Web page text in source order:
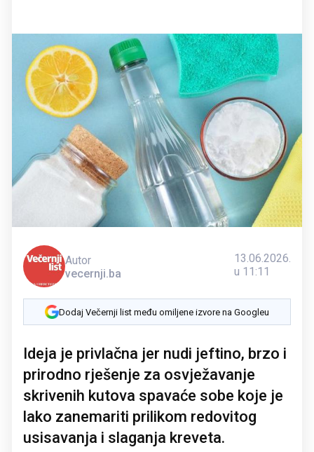
Autor
vecernji.ba
13.06.2026.
u 11:11
Dodaj Večernji list među omiljene izvore na Googleu
Ideja je privlačna jer nudi jeftino, brzo i
prirodno rješenje za osvježavanje
skrivenih kutova spavaće sobe koje je
lako zanemariti prilikom redovitog
usisavanja i slaganja kreveta.